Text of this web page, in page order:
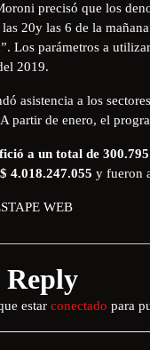
precisó que los
20y las 6 de la
Los parámetros a
2019.
asistencia a los
partir de enero, el
a un total de
$ 4.018.247.055 y fueron
WEB
Reply
estar conectado para